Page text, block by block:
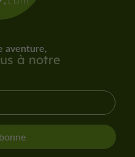
aventure,
à notre